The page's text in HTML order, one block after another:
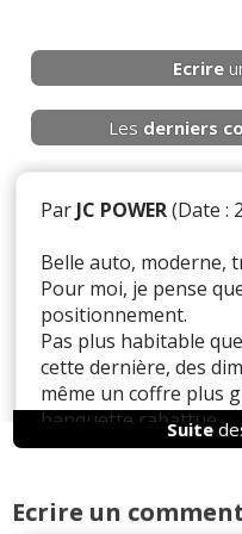
Ecrire
Les derniers
Par JC POWER(Date :
Belle auto, moderne,
Pour moi, je pense
positionnement.
Pas plus habitable
cette dernière, des
même un coffre plus
banquette rabattue.
Le problème c'est
OK il y a une
100km seulement.
Suite
Ecrire un